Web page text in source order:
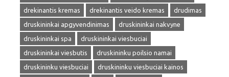
drekinantis kremas
drekinantis veido kremas
drudimas
druskininkai apgyvendinimas
druskininkai nakvyne
druskininkai spa
druskininkai viesbuciai
druskininkai viesbutis
druskininku poilsio namai
druskininku viesbuciai
druskininku viesbuciai kainos